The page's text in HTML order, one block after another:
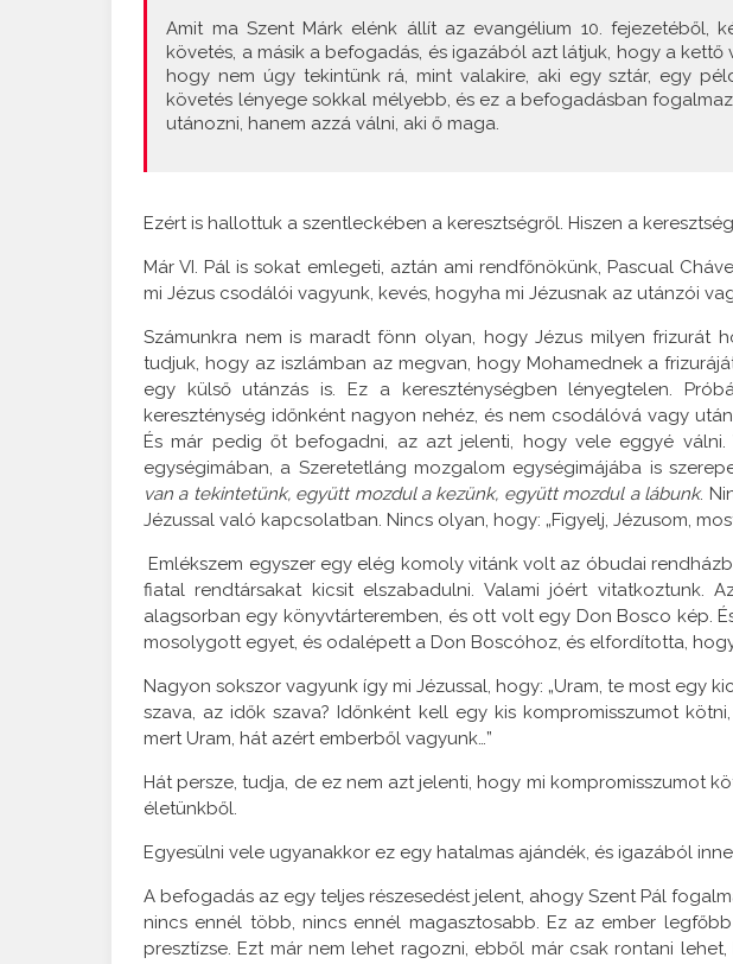
Amit ma Szent Márk elénk állít az evangélium 10. fejezetéből,
követés, a másik a befogadás, és igazából azt látjuk, hogy a kettő
hogy nem úgy tekintünk rá, mint valakire, aki egy sztár, egy
követés lényege sokkal mélyebb, és ez a befogadásban
utánozni, hanem azzá válni, aki ő maga.
Ezért is hallottuk a szentleckében a keresztségről. Hiszen a
Már VI. Pál is sokat emlegeti, aztán ami rendfőnökünk, Pascual
mi Jézus csodálói vagyunk, kevés, hogyha mi Jézusnak az utánzói
Számunkra nem is maradt fönn olyan, hogy Jézus milyen frizurát
tudjuk, hogy az iszlámban az megvan, hogy Mohamednek a
egy külső utánzás is. Ez a kereszténységben lényegtelen.
kereszténység időnként nagyon nehéz, és nem csodálóvá vagy
És már pedig őt befogadni, az azt jelenti, hogy vele eggyé
egységimában, a Szeretetláng mozgalom egységimájába is
van a tekintetünk, együtt mozdul a kezünk, együtt mozdul a lábunk.
Jézussal való kapcsolatban. Nincs olyan, hogy: „Figyelj, Jézusom,
Emlékszem egyszer egy elég komoly vitánk volt az óbudai
fiatal rendtársakat kicsit elszabadulni. Valami jóért vitatkoztunk.
alagsorban egy könyvtárteremben, és ott volt egy Don Bosco kép.
mosolygott egyet, és odalépett a Don Boscóhoz, és elfordította,
Nagyon sokszor vagyunk így mi Jézussal, hogy: „Uram, te most egy
szava, az idők szava? Időnként kell egy kis kompromisszumot
mert Uram, hát azért emberből vagyunk…”
Hát persze, tudja, de ez nem azt jelenti, hogy mi kompromisszumot
életünkből.
Egyesülni vele ugyanakkor ez egy hatalmas ajándék, és igazából
A befogadás az egy teljes részesedést jelent, ahogy Szent Pál
nincs ennél több, nincs ennél magasztosabb. Ez az ember
presztízse. Ezt már nem lehet ragozni, ebből már csak rontani